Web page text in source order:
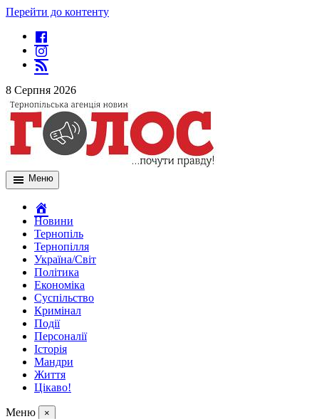
Перейти до контенту
8 Серпня 2026
Меню
Новини
Тернопіль
Тернопілля
Україна/Світ
Політика
Економіка
Суспільство
Кримінал
Події
Персоналії
Історія
Мандри
Життя
Цікаво!
Меню ×